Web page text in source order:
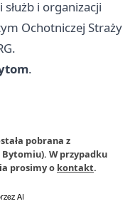
i organizacji
Ochotniczej Straży
.
pobrana z
W przypadku
prosimy o kontakt.